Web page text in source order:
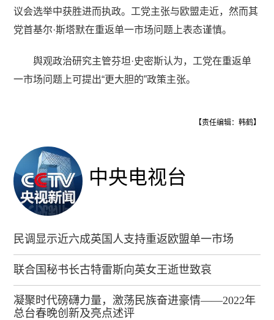
议会选举中获胜进而执政。工党主张与欧盟走近，然而其
党首基尔·斯塔默在重返单一市场问题上表态谨慎。
舆观政治研究主管芬坦·史密斯认为，工党在重返单
一市场问题上可提出“更大胆的”政策主张。
【责任编辑：韩鹤】
中央电视台
民调显示近六成英国人支持重返欧盟单一市场
联合国秘书长古特雷斯向英女王逝世致哀
凝聚时代磅礴力量，激荡民族奋进豪情——2022年
总台春晚创新及亮点述评